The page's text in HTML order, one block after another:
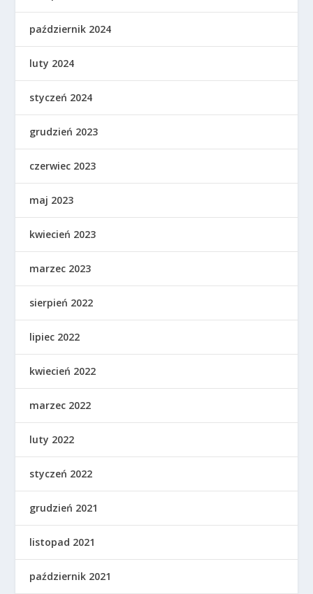
październik 2024
luty 2024
styczeń 2024
grudzień 2023
czerwiec 2023
maj 2023
kwiecień 2023
marzec 2023
sierpień 2022
lipiec 2022
kwiecień 2022
marzec 2022
luty 2022
styczeń 2022
grudzień 2021
listopad 2021
październik 2021